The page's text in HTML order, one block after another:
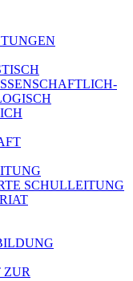
SCHULLEITUNG
ZUR